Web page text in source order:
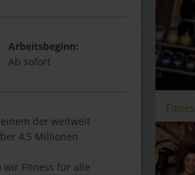
Arbeitsbeginn:
Ab sofort
der weltweit
4,5 Millionen
wir Fitness für alle